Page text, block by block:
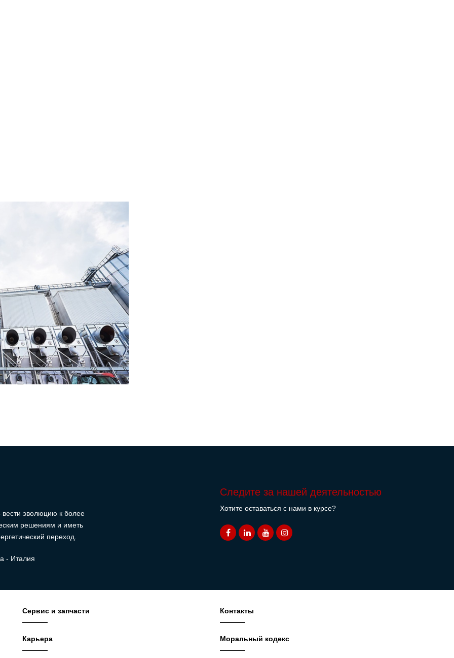
эволюцию к более
решениям и иметь
переход.
- Италия
Следите за нашей деятельностью
Хотите оставаться с нами в курсе?
Сервис и запчасти
Карьера
Контакты
Моральный кодекс